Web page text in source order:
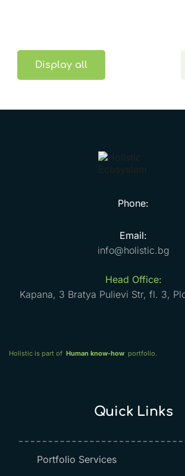
Display all
Phone:
Email:
info@holistic.bg
Head Office:
Kapana, 3 Bratya Pulievi Str, fl. 3,
Holistic is part of Human know-how portfolio.
Quick Links
Portfolio Services